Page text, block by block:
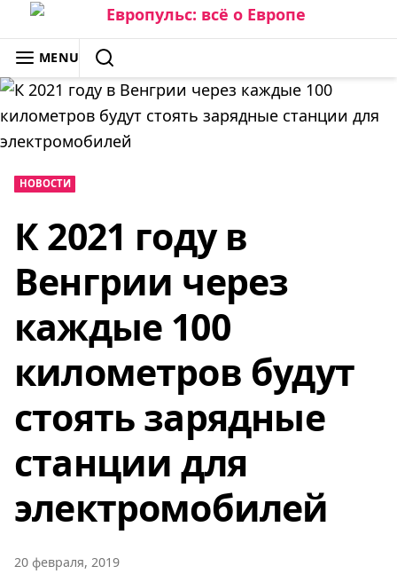
Skip
to
content
ЕВРОПУЛЬС: ВСЁ О ЕВРОПЕ
MENU
SEARCH
НОВОСТИ
К 2021 году в
Венгрии через
каждые 100
километров будут
стоять зарядные
станции для
электромобилей
20 февраля, 2019